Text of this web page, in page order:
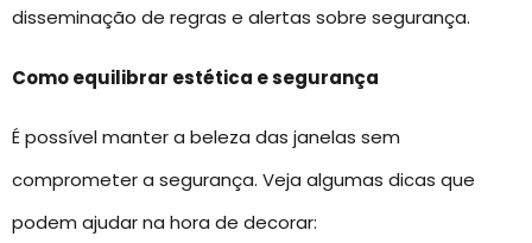
disseminação de regras e alertas sobre segurança.
Como equilibrar estética e segurança
É possível manter a beleza das janelas sem
comprometer a segurança. Veja algumas dicas que
podem ajudar na hora de decorar: